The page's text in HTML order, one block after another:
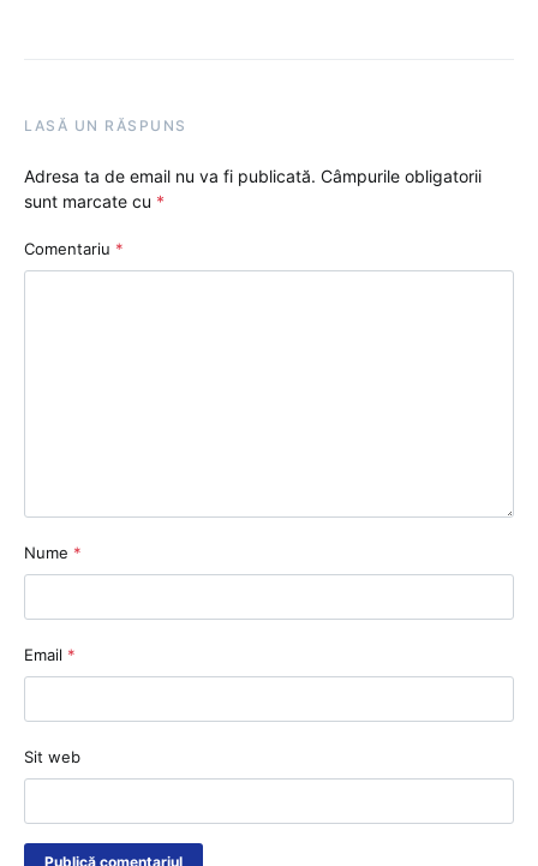
LASĂ UN RĂSPUNS
Adresa ta de email nu va fi publicată. Câmpurile obligatorii
sunt marcate cu *
Comentariu *
Nume *
Email *
Sit web